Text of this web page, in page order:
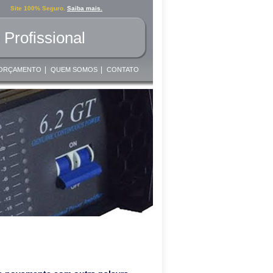
Site 100% Seguro. Saiba mais.
QUEM SOMOS| CONTATO